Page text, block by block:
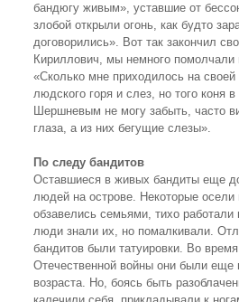
бандюгу живым», уставшие от
злобой открыли огонь, как будто
договорились». Вот так закончил
Кириллович, мы немного помолчали
«Сколько мне приходилось на своей
людского горя и слез, но того коня в
Шершневым не могу забыть, часто
глаза, а из них бегущие слезы».
По следу бандитов
Оставшиеся в живых бандиты еще
людей на острове. Некоторые
обзавелись семьями, тихо работали
люди знали их, но помалкивали.
бандитов были татуировки. Во
Отечественной войны они были еще
возраста. Но, боясь быть